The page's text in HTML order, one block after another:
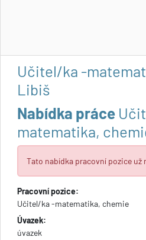
Učitel/ka -
Libiš
Nabídka práce
matematika,
Tato nabídka pracovní pozice už
Pracovní pozice:
Učitel/ka -matematika, chemie
Úvazek:
úvazek